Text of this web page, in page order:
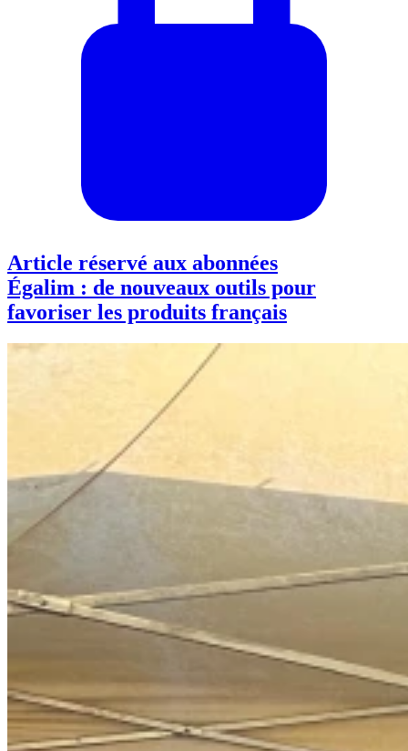
Article réservé aux abonnées
Égalim : de nouveaux outils pour
favoriser les produits français